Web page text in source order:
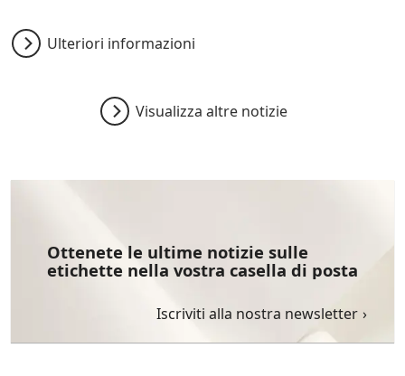
Ulteriori informazioni
Visualizza altre notizie
Ottenete le ultime notizie sulle
etichette nella vostra casella di posta
Iscriviti alla nostra newsletter